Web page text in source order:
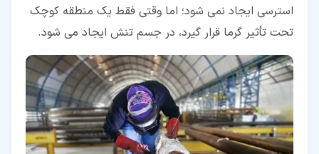
استرسی ایجاد نمی شود؛ اما وقتی فقط یک منطقه کوچک
تحت تأثیر گرما قرار گیرد، در جسم تنش ایجاد می شود.